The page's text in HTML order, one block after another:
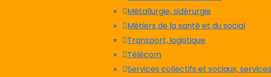
Métallurgie, sidérurgie
Métiers de la santé et du social
Transport, logistique
Télécom
Services collectifs et sociaux,